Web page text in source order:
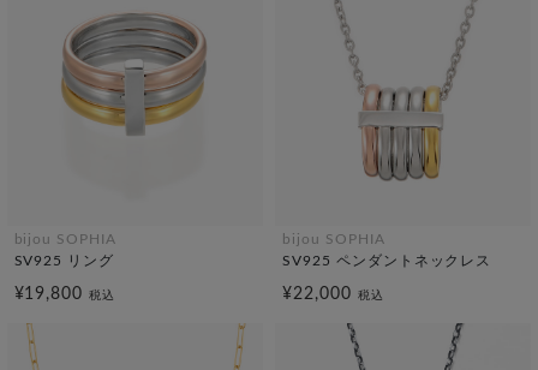
bijou SOPHIA
SV925 リング
¥19,800税込
bijou SOPHIA
SV925 ペンダントネックレス
¥22,000 税込